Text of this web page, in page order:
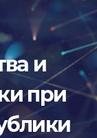
и
при